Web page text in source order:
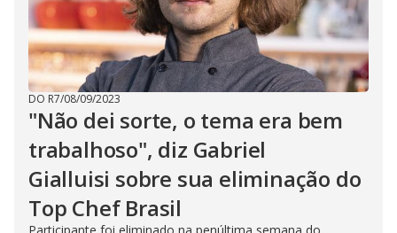
DO R7/08/09/2023
"Não dei sorte, o tema era bem
trabalhoso", diz Gabriel
Gialluisi sobre sua eliminação do
Top Chef Brasil